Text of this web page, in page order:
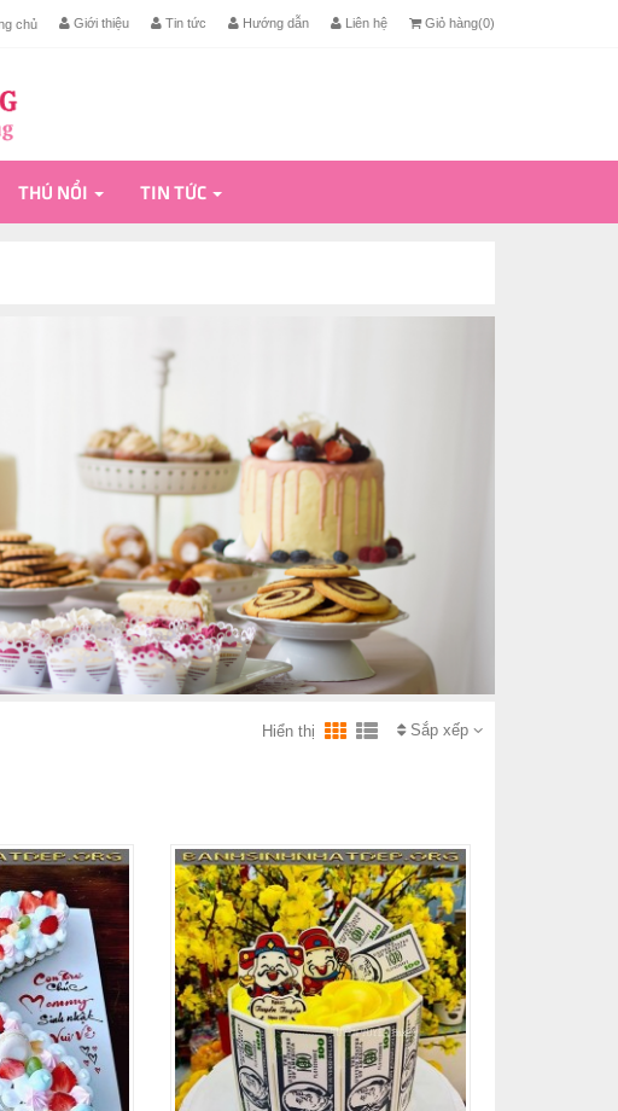
chủ Giới thiệu Tin tức Hướng dẫn Liên hệ Giỏ hàng(0)
THÚ NỔI TIN TỨC
Sắp xếp
Hiển thị